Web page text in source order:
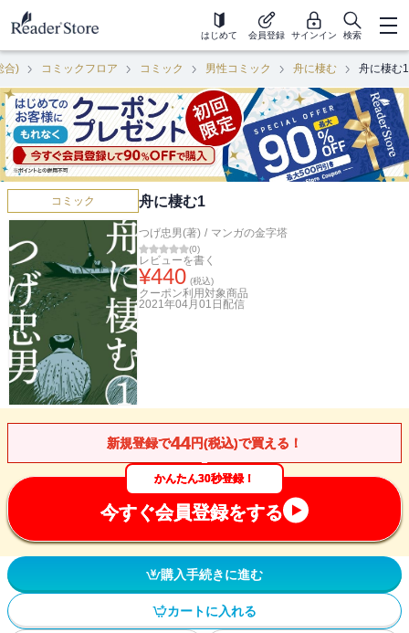
はじめて 会員登録 サインイン 検索
合) コミックフロア コミック 男性コミック 舟に棲む 舟に棲む1
コミック 舟に棲む1
つげ忠男(著) / マンガの金字塔
(0)
レビューを書く
¥440 (税込)
クーポン利用対象商品
2021年04月01日 配信
新規登録で44円(税込)で買える！
かんたん30秒登録！
今すぐ会員登録をする
購入手続きに進む
カートに入れる